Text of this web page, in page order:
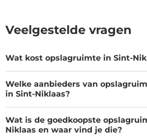
Veelgestelde vragen
Wat kost opslagruimte in Sint-
Welke aanbieders van
in Sint-Niklaas?
Wat is de goedkoopste
Niklaas en waar vind je die?